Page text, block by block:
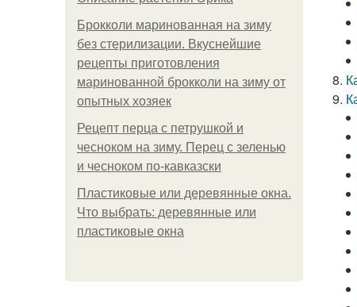
Брокколи маринованная на зиму
без стерилизации. Вкуснейшие
рецепты приготовления
маринованной брокколи на зиму от
опытных хозяек
Рецепт перца с петрушкой и
чесноком на зиму. Перец с зеленью
и чесноком по-кавказски
Пластиковые или деревянные окна.
Что выбрать: деревянные или
пластиковые окна